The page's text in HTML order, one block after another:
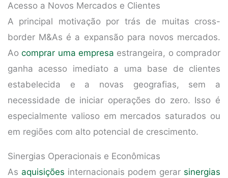
Acesso a Novos Mercados e Clientes
A principal motivação por trás de muitas cross-
border M&As é a expansão para novos mercados.
Aocomprar uma empresa estrangeira, o comprador
ganha acesso imediato a uma base de clientes
estabelecida e a novas geografias, sem a
necessidade de iniciar operações do zero. Isso é
especialmente valioso em mercados saturados ou
em regiões com alto potencial de crescimento.
Sinergias Operacionais e Econômicas
As aquisições internacionais podem gerar sinergias